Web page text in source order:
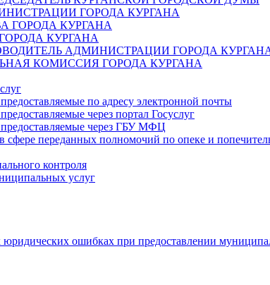
ГОРОДА КУРГАНА
ГОРОДА КУРГАНА
КУРГАНА
АДМИНИСТРАЦИИ ГОРОДА
КОМИССИЯ ГОРОДА КУРГАНА
по адресу электронной почты
через портал Госуслуг
через ГБУ МФЦ
сфере переданных полномочий по опеке и
контроля
услуг
ошибках при предоставлении